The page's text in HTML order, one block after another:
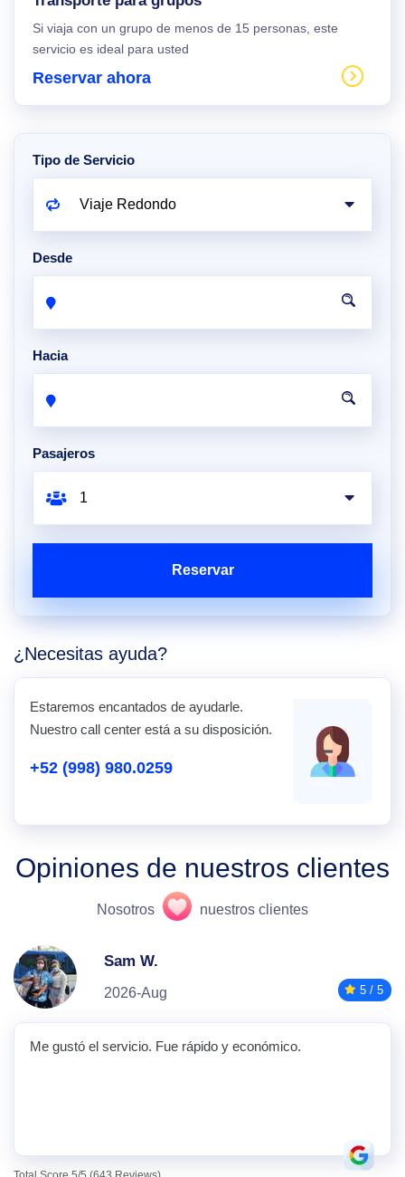
Si viaja con un grupo de menos de 15 personas, este
servicio es ideal para usted
Reservar ahora
Tipo de Servicio
Desde
Hacia
Pasajeros
Reservar
¿Necesitas ayuda?
Estaremos encantados de ayudarle.
Nuestro call center está a su disposición.
+52 (998) 980.0259
Opiniones de nuestros clientes
Nosotros nuestros clientes
Sam W.
2026-Aug 5 / 5
Me gustó el servicio. Fue rápido y económico.